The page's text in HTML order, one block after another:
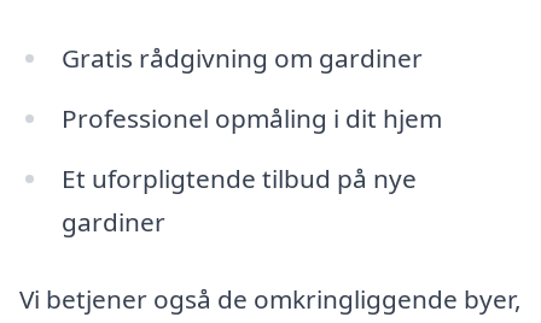
Gratis rådgivning om gardiner
Professionel opmåling i dit hjem
Et uforpligtende tilbud på nye
gardiner
Vi betjener også de omkringliggende byer,